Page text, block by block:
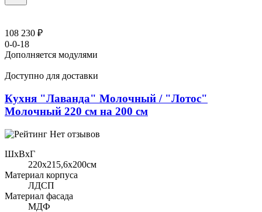
108 230 ₽
0-0-18
Дополняется модулями
Доступно для доставки
Кухня "Лаванда" Молочный / "Лотос"
Молочный 220 см на 200 см
Нет отзывов
ШхВхГ
220x215,6х200см
Материал корпуса
ЛДСП
Материал фасада
МДФ